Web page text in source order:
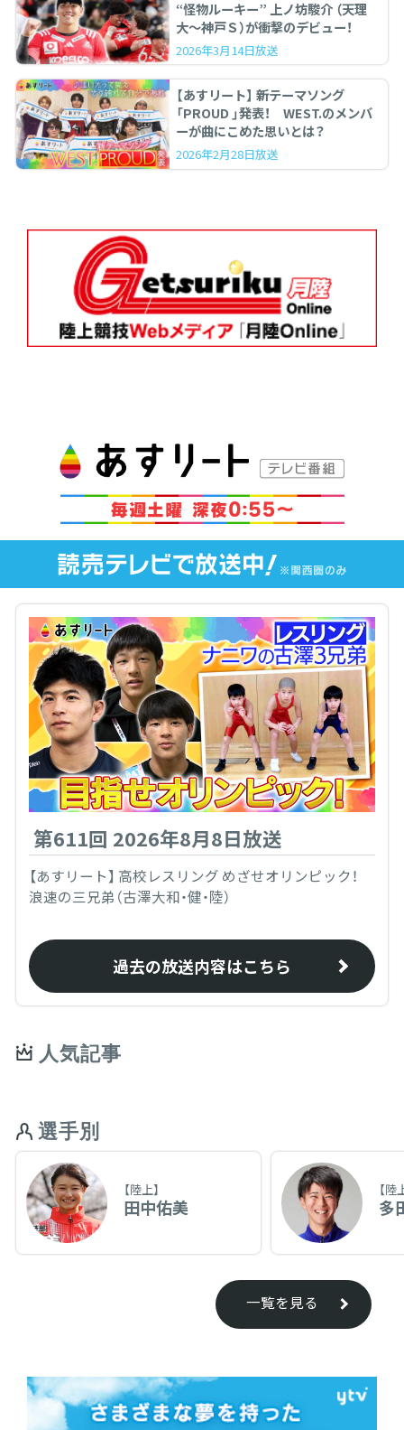
“怪物ルーキー” 上ノ坊駿介 （天理
大〜神戸Ｓ）が衝撃のデビュー！
2026年3月14日放送
【あすリート】 新テーマソング
「PROUD 」発表！ WEST.のメンバ
ーが曲にこめた思いとは？
2026年2月28日放送
第611回 2026年8月8日放送
【あすリート】 高校レスリング めざせオリンピック！
浪速の三兄弟（古澤大和・健・陸）
過去の放送内容はこちら
人気記事
選手別
【陸上】
田中佑美
【陸
多
一覧を見る